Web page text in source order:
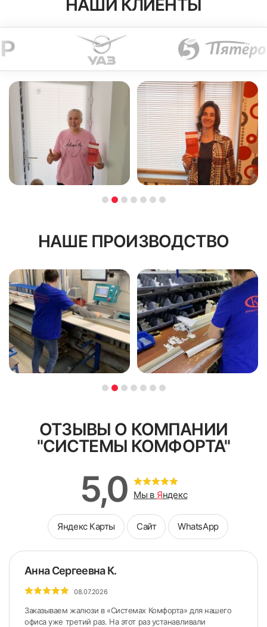
НАШИ КЛИЕНТЫ
НАШЕ ПРОИЗВОДСТВО
ОТЗЫВЫ О КОМПАНИИ
"СИСТЕМЫ КОМФОРТА"
5,0 Мы в Яндекс
Яндекс Карты Сайт WhatsApp
Анна Сергеевна К.
08.07.2026
Заказываем жалюзи в «Системах Комфорта» для нашего
офиса уже третий раз. На этот раз устанавливали